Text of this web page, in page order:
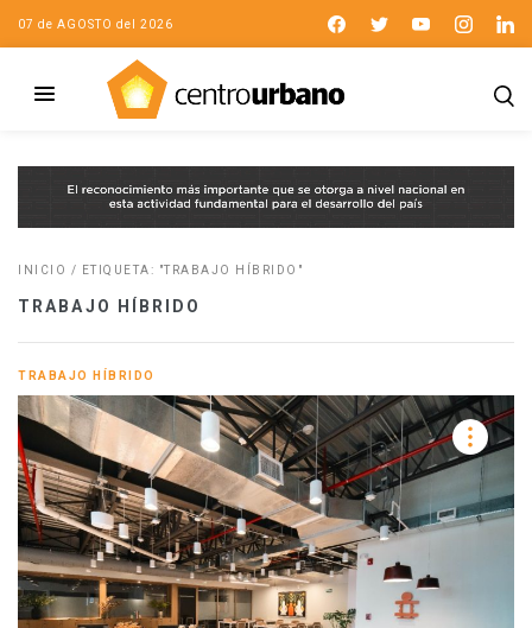
07 de AGOSTO del 2026
INICIO / ETIQUETA: "TRABAJO HÍBRIDO"
TRABAJO HÍBRIDO
TRABAJO HÍBRIDO